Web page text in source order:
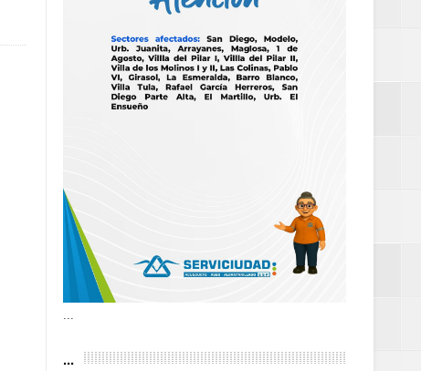
al Gobierno de
de la Mujer
...